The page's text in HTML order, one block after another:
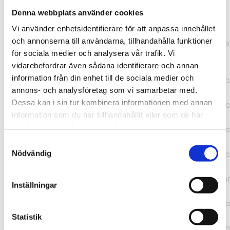
Denna webbplats använder cookies
Vi använder enhetsidentifierare för att anpassa innehållet
och annonserna till användarna, tillhandahålla funktioner
för sociala medier och analysera vår trafik. Vi
vidarebefordrar även sådana identifierare och annan
information från din enhet till de sociala medier och
annons- och analysföretag som vi samarbetar med.
Dessa kan i sin tur kombinera informationen med annan
information som du har tillhandahållit eller som de har
Nödvändig
Inställningar
Statistik
TypeError: "".concat(...).concat(...).replaceAll is not a
function at
https://webshop.pressbyran.se/_next/static/chunks/pages/
b1763451a2186f9e.js:1:11050 at Array.map
(<anonymous>) at K
(https://webshop.pressbyran.se/_next/static/chunks/pages/
b1763451a2186f9e.js:1:10836) at lk
(https://webshop.pressbyran.se/_next/static/chunks/
b241200379730ac0.js:1:129835) at i
(https://webshop.pressbyran.se/_next/static/chunks/
(https://webshop.pressbyran.se/_next/static/chunks/
https://webshop.pressbyran.se/_next/static/chunks/
b241200379730ac0.js:1:167872 at uI
(https://webshop.pressbyran.se/_next/static/chunks/
b241200379730ac0.js:1:167879) at uE
(https://webshop.pressbyran.se/_next/static/chunks/